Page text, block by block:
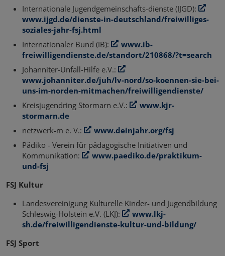
Internationale Jugendgemeinschafts-dienste (IJGD):
www.ijgd.de/dienste-in-deutschland/freiwilliges-
soziales-jahr-fsj.html
Internationaler Bund (IB):
www.ib-
freiwilligendienste.de/standort/210868/?t=search
Johanniter-Unfall-Hilfe e.V.:
www.johanniter.de/juh/lv-nord/so-koennen-sie-bei-
uns-im-norden-mitmachen/freiwilligendienste/
Kreisjugendring Stormarn e.V.:
www.kjr-
stormarn.de
netzwerk-m e. V.:
www.deinjahr.org/fsj
Pädiko - Verein für pädagogische Initiativen und
Kommunikation:
www.paediko.de/praktikum-
und-fsj
FSJ Kultur
Landesvereinigung Kulturelle Kinder- und Jugendbildung
Schleswig-Holstein e.V. (LKJ):
www.lkj-
sh.de/freiwilligendienste-kultur-und-bildung/
FSJ Sport